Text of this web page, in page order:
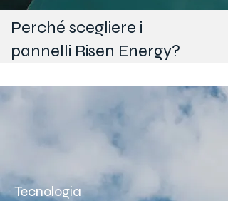
Perché scegliere i
pannelli Risen Energy?
Tecnologia